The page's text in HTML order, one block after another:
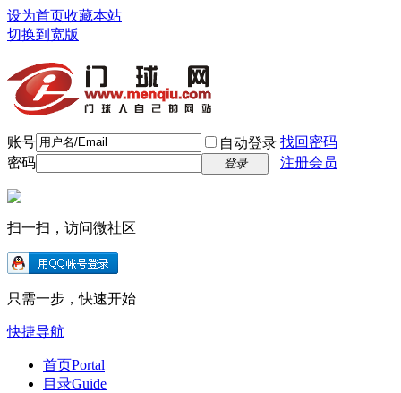
设为首页收藏本站
切换到宽版
账号 自动登录 找回密码
密码
登录 注册会员
扫一扫，访问微社区
只需一步，快速开始
快捷导航
首页Portal
目录Guide